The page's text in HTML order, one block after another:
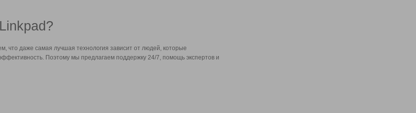
что даже самая лучшая технология зависит от людей, которые
Поэтому мы предлагаем поддержку 24/7, помощь экспертов и